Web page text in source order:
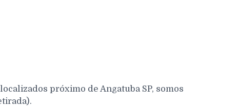
próximo de Angatuba SP, somos